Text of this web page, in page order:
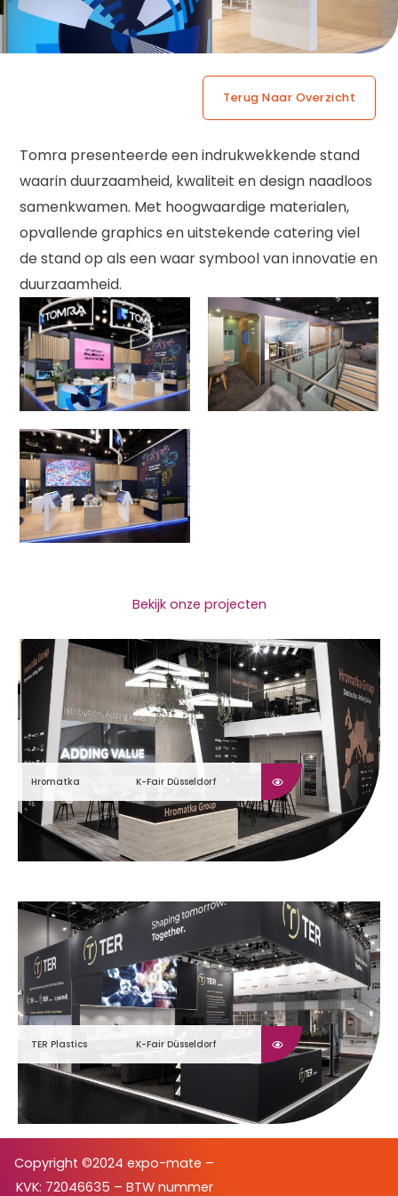
Terug Naar Overzicht
Tomra presenteerde een indrukwekkende stand
waarin duurzaamheid, kwaliteit en design naadloos
samenkwamen. Met hoogwaardige materialen,
opvallende graphics en uitstekende catering viel
de stand op als een waar symbool van innovatie en
duurzaamheid.
Bekijk onze projecten
Hromatka K-Fair Düsseldorf
TER Plastics K-Fair Düsseldorf
Copyright ©2024 expo-mate –
KVK: 72046635 – BTW nummer